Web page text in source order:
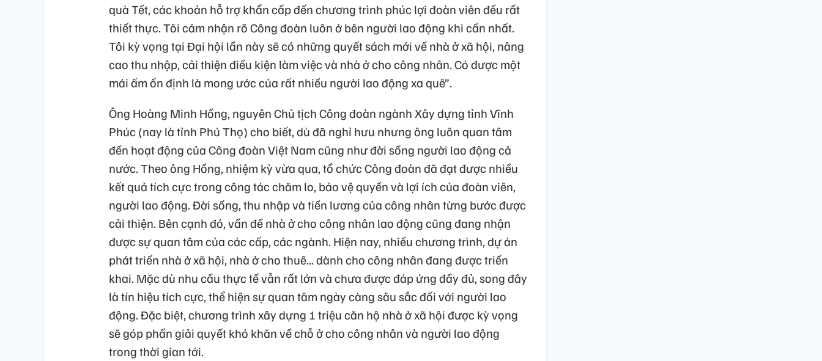
quà Tết, các khoản hỗ trợ khẩn cấp đến chương trình phúc lợi đoàn viên đều rất
thiết thực. Tôi cảm nhận rõ Công đoàn luôn ở bên người lao động khi cần nhất.
Tôi kỳ vọng tại Đại hội lần này sẽ có những quyết sách mới về nhà ở xã hội, nâng
cao thu nhập, cải thiện điều kiện làm việc và nhà ở cho công nhân. Có được một
mái ấm ổn định là mong ước của rất nhiều người lao động xa quê”.
Ông Hoàng Minh Hồng, nguyên Chủ tịch Công đoàn ngành Xây dựng tỉnh Vĩnh
Phúc (nay là tỉnh Phú Thọ) cho biết, dù đã nghỉ hưu nhưng ông luôn quan tâm
đến hoạt động của Công đoàn Việt Nam cũng như đời sống người lao động cả
nước. Theo ông Hồng, nhiệm kỳ vừa qua, tổ chức Công đoàn đã đạt được nhiều
kết quả tích cực trong công tác chăm lo, bảo vệ quyền và lợi ích của đoàn viên,
người lao động. Đời sống, thu nhập và tiền lương của công nhân từng bước được
cải thiện. Bên cạnh đó, vấn đề nhà ở cho công nhân lao động cũng đang nhận
được sự quan tâm của các cấp, các ngành. Hiện nay, nhiều chương trình, dự án
phát triển nhà ở xã hội, nhà ở cho thuê... dành cho công nhân đang được triển
khai. Mặc dù nhu cầu thực tế vẫn rất lớn và chưa được đáp ứng đầy đủ, song đây
là tín hiệu tích cực, thể hiện sự quan tâm ngày càng sâu sắc đối với người lao
động. Đặc biệt, chương trình xây dựng 1 triệu căn hộ nhà ở xã hội được kỳ vọng
sẽ góp phần giải quyết khó khăn về chỗ ở cho công nhân và người lao động
trong thời gian tới.